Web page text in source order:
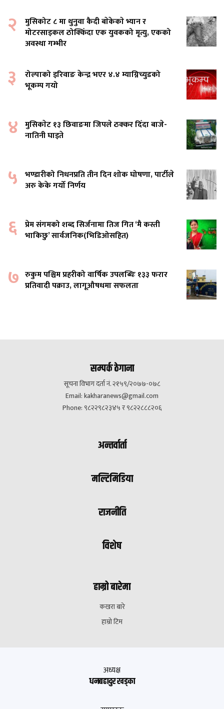
२
मुसिकोट ८ मा थुनुवा कैदी बाेकेकाे भ्यान र
मोटरसाइकल ठोक्किँदा एक युवकको मृत्यु, एकको
अवस्था गम्भीर
३
रोल्पाको इरिवाङ केन्द्र भएर ४.४ म्याग्निच्युडको
भूकम्प गयो
४ मुसिकाेट १३ छिवाङमा जिपले ठक्कर दिँदा बाजे-
नातिनी घाइते
५ भण्डारीको निधनप्रति तीन दिन शोक घोषणा, पार्टीले
अरु केके गर्यो निर्णय
६ प्रेम संगमको शब्द सिर्जनामा तिज गित ‘मै कस्ती
भाकिछु’ सार्वजनिक(भिडिओसहित)
७ रुकुम पश्चिम प्रहरीको वार्षिक उपलब्धिः १३३ फरार
प्रतिवादी पक्राउ, लागूऔषधमा सफलता
सम्पर्क ठेगाना
सूचना विभाग दर्ता नं. २१५९/२०७७-०७८
Email:kakharanews@gmail.com
Phone: ९८२२९८२३४५ र ९८२२८८८२०६
अन्तर्वार्ता
मल्टिमिडिया
राजनीति
विशेष
हाम्रो बारेमा
कखरा बारे
हाम्रो टिम
अध्यक्ष
धनबहादुर खड्का